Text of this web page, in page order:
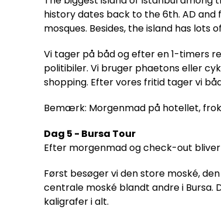
history dates back to the 6th. AD and
mosques. Besides, the island has lots
Vi tager på båd og efter en 1-timers
politibiler. Vi bruger phaetons eller
shopping. Efter vores fritid tager vi
Bemærk: Morgenmad på hotellet,
Dag 5 - Bursa Tour
Efter morgenmad og check-out
Først besøger vi den store moské,
centrale moské blandt andre i Bursa.
kaligrafer i alt.